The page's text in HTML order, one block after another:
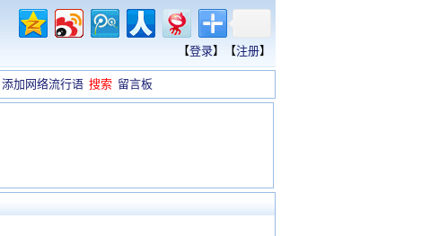
【登录】【注册】
添加网络流行语 搜索 留言板